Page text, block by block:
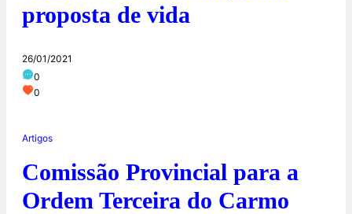
proposta de vida
26/01/2021
0
0
Artigos
Comissão Provincial para a
Ordem Terceira do Carmo